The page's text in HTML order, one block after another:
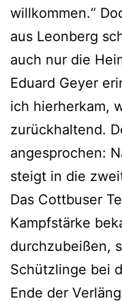
willkommen.“
aus Leonberg
auch nur die
Eduard Geyer
ich hierherkam,
zurückhaltend.
angesprochen:
steigt in die
Das Cottbuser
Kampfstärke
durchzubeißen,
Schützlinge bei
Ende der